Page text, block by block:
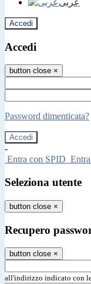
عربى
Accedi
Accedi
button close ×
Password dimenticata?
-
Entra con SPID
Seleziona utente
button close ×
Recupero
button close ×
all'indirizzo indicato con